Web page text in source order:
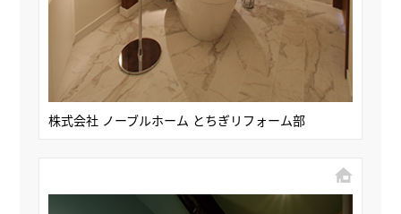
株式会社 ノーブルホーム とちぎリフォーム部